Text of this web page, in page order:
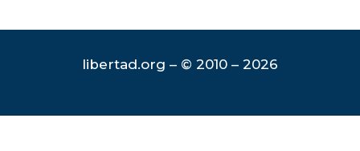
libertad.org – © 2010 – 2026